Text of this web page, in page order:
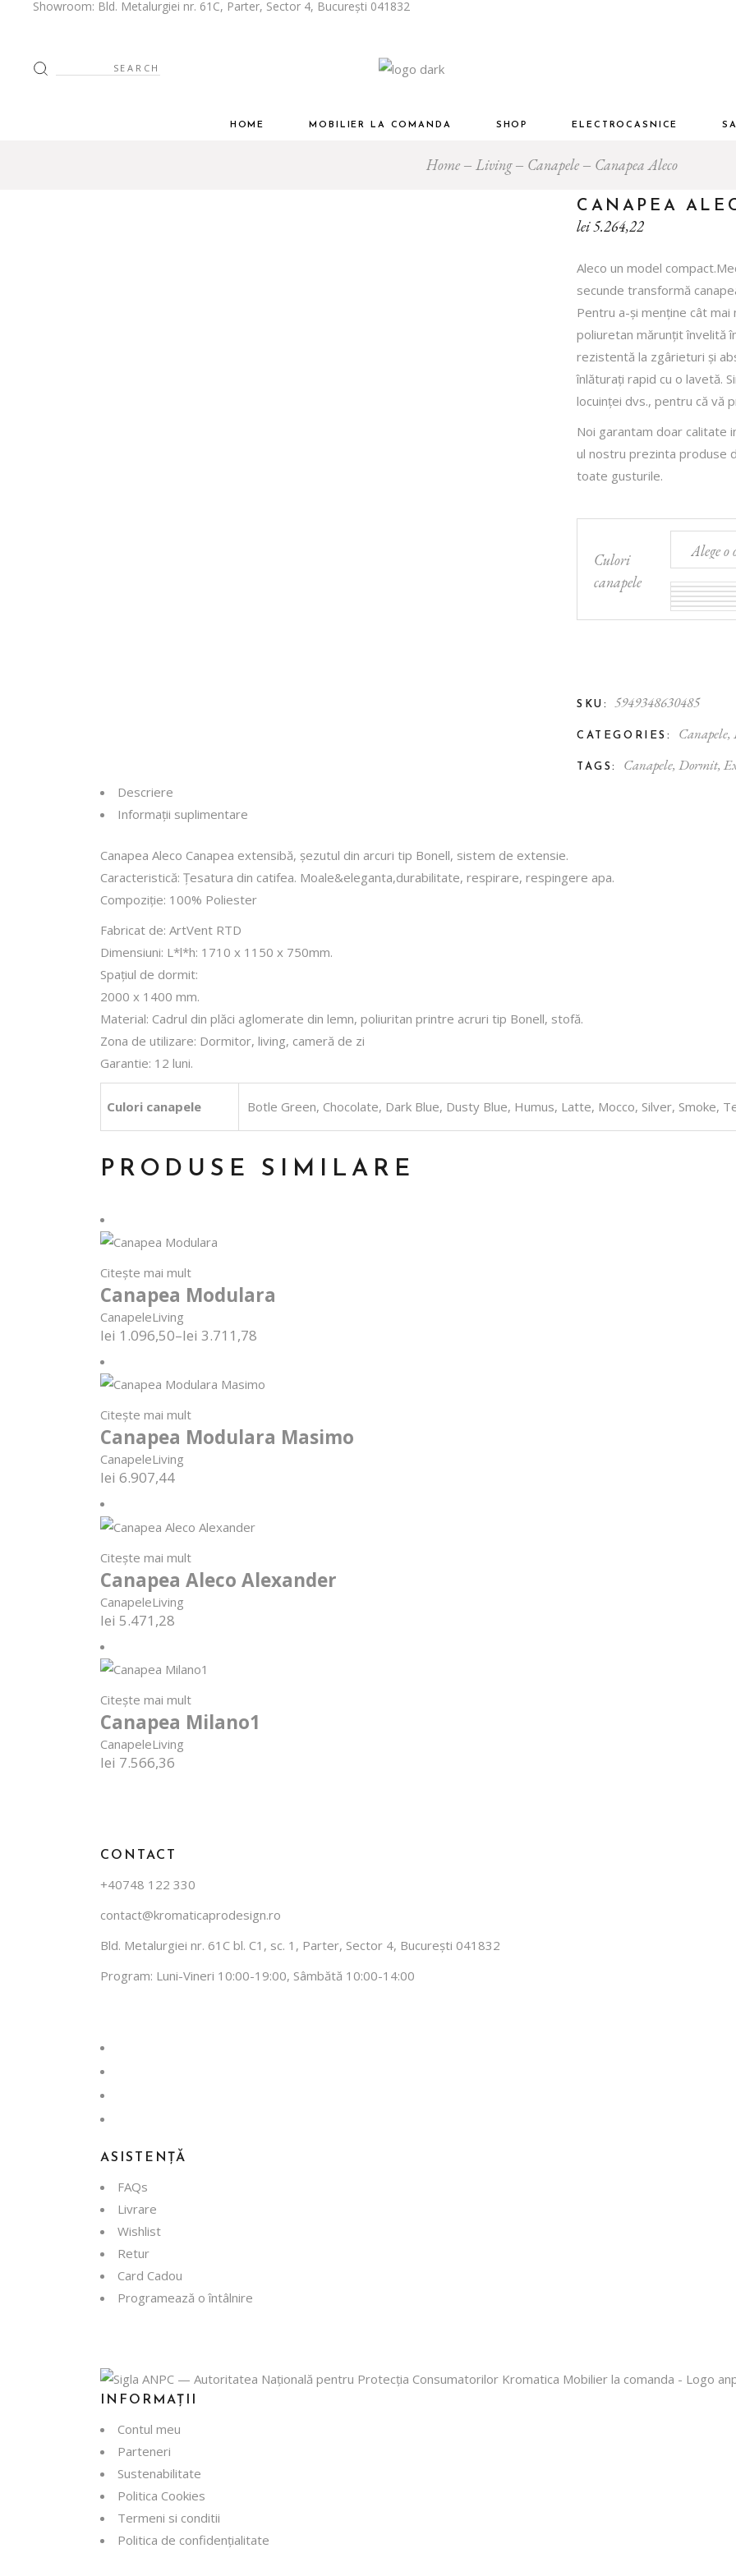
Showroom: Bld. Metalurgiei nr. 61C, Parter, Sector 4, București 041832
Search
for:
HOME MOBILIER LA COMANDA SHOP
Piese Designer Premium
Living și dinning
ELECTROCASNICE
Home Living Canapele Canapea Aleco
CANAPEA
lei5.264,22
Aleco un model
secunde transformă
Pentru a-și menține cât
poliuretan mărunțit învelită
rezistentă la zgârieturi și
înlăturați rapid cu o lavetă.
locuinței dvs., pentru că vă
Noi garantam doar calitate
ul nostru prezinta produse
toate gusturile.
Culori
canapele
SKU: 5949348630485
CATEGORIES: Canapele,
TAGS: Canapele, Dormit,
Descriere
Informații suplimentare
Canapea Aleco Canapea extensibă, șezutul din arcuri tip Bonell, sistem de extensie.
Caracteristică: Țesatura din catifea. Moale&eleganta,durabilitate, respirare, respingere apa.
Compoziție: 100% Poliester
Fabricat de: ArtVent RTD
Dimensiuni: L*l*h: 1710 x 1150 x 750mm.
Spațiul de dormit:
2000 x 1400 mm.
Material: Cadrul din plăci aglomerate din lemn, poliuritan printre acruri tip Bonell, stofă.
Zona de utilizare: Dormitor, living, cameră de zi
Garantie: 12 luni.
Culori canapele Botle Green, Chocolate, Dark Blue, Dusty Blue, Humus, Latte, Mocco, Silver, Smoke,
PRODUSE SIMILARE
Citește mai mult
Canapea Modulara
CanapeleLiving
lei 1.096,50–lei 3.711,78
Interval
prețuri:
lei 1.096,50
până
lei 3.711,78
Citește mai mult
Canapea Modulara Masimo
CanapeleLiving
lei 6.907,44
Citește mai mult
Canapea Aleco Alexander
CanapeleLiving
lei 5.471,28
Citește mai mult
Canapea Milano1
CanapeleLiving
lei 7.566,36
CONTACT
+40748 122 330
contact@kromaticaprodesign.ro
Bld. Metalurgiei nr. 61C bl. C1, sc. 1, Parter, Sector 4, București 041832
Program: Luni-Vineri 10:00-19:00, Sâmbătă 10:00-14:00
ASISTENȚĂ
FAQs
Livrare
Wishlist
Retur
Card Cadou
Programează o întâlnire
INFORMAȚII
Contul meu
Parteneri
Sustenabilitate
Politica Cookies
Termeni si conditii
Politica de confidențialitate